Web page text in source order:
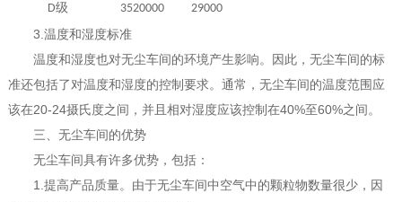
D级 3520000 29000
3.温度和湿度标准
温度和湿度也对无尘车间的环境产生影响。因此，无尘车间的标
准还包括了对温度和湿度的控制要求。通常，无尘车间的温度范围应
该在20-24摄氏度之间，并且相对湿度应该控制在40%至60%之间。
三、无尘车间的优势
无尘车间具有许多优势，包括：
1.提高产品质量。由于无尘车间中空气中的颗粒物数量很少，因